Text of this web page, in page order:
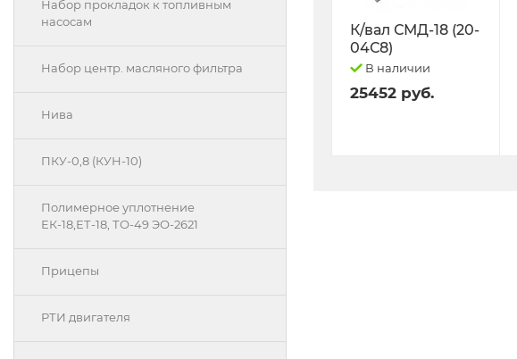
Набор прокладок к топливным
насосам
Набор центр. масляного фильтра
Нива
ПКУ-0,8 (КУН-10)
Полимерное уплотнение
ЕК-18,ЕТ-18, ТО-49 ЭО-2621
Прицепы
РТИ двигателя
К/вал СМД-18 (20-
04С8)
В наличии
25452 руб.